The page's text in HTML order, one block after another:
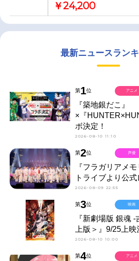
￥24,200
最新ニュースラン
第1位
『築地銀だこ』
×『
ボ決定！
2026-08-10 11:10
アニメ
第2位
『フラガリアメ
トライブより公
2026-08-09 22:55
声優
第3位
『新劇場版 銀魂
上版＞』9/25上映
2026-08-10 10:00
映画
第4位 アニメ